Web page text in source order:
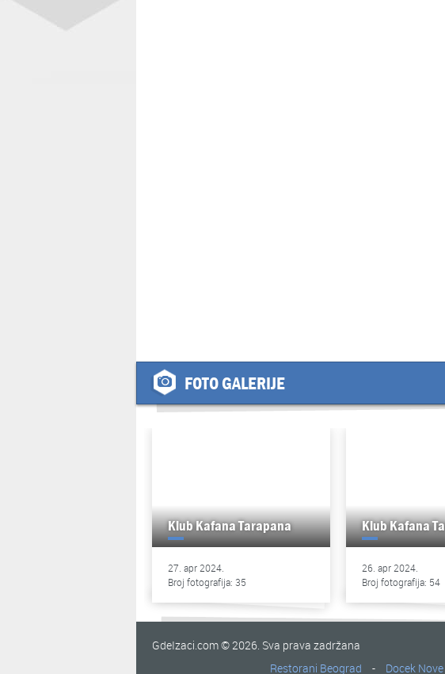
FOTO GALERIJE
Klub Kafana Tarapana
27. apr 2024.
Broj fotografija: 35
Klub Kafana
26. apr 2024.
Broj fotografija: 54
GdeIzaci.com © 2026. Sva prava zadržana
Restorani Beograd
- Docek